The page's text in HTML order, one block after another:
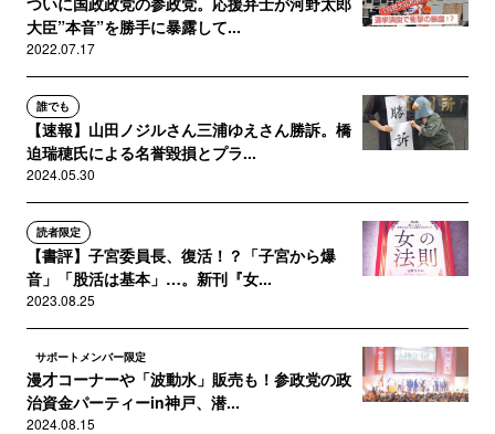
大臣”本音”を勝手に暴露して...
2022.07.17
誰でも
【速報】山田ノジルさん三浦ゆえさん勝訴。橋
迫瑞穂氏による名誉毀損とプラ...
2024.05.30
読者限定
【書評】子宮委員長、復活！？「子宮から爆
音」「股活は基本」…。新刊『女...
2023.08.25
サポートメンバー限定
漫才コーナーや「波動水」販売も！参政党の政
治資金パーティーin神戸、潜...
2024.08.15